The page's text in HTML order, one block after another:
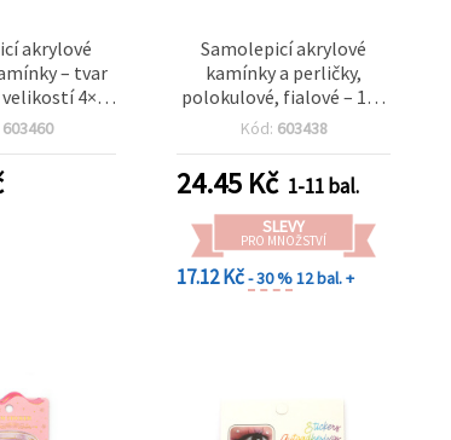
akrylové
– tvar
4×6
mm,
603460
Samolepicí akrylové
kamínky a perličky,
polokulové, fialové – 159
ks
Kód: 603438
24.45 Kč 1-11 bal.
SLEVY
PRO MNOŽSTVÍ
17.12 Kč- 30 %12 bal. +